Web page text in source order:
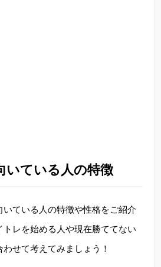
いている人の特徴
いている人の特徴や性格をご紹介
トレを始める人や現在勝ててない
せて考えてみましょう！